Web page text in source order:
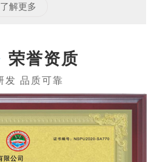
了解更多
荣誉资质